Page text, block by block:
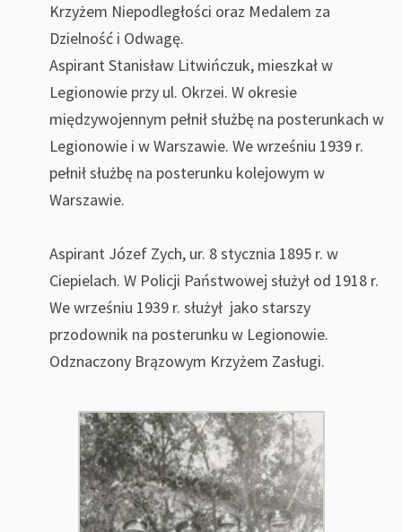
Krzyżem Niepodległości oraz Medalem za
Dzielność i Odwagę.
Aspirant Stanisław Litwińczuk, mieszkał w
Legionowie przy ul. Okrzei. W okresie
międzywojennym pełnił służbę na posterunkach w
Legionowie i w Warszawie. We wrześniu 1939 r.
pełnił służbę na posterunku kolejowym w
Warszawie.
Aspirant Józef Zych, ur. 8 stycznia 1895 r. w
Ciepielach. W Policji Państwowej służył od 1918 r.
We wrześniu 1939 r. służył jako starszy
przodownik na posterunku w Legionowie.
Odznaczony Brązowym Krzyżem Zasługi.